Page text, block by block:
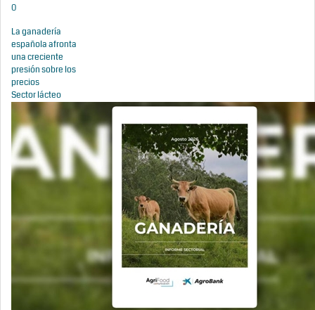
0
La ganadería
española afronta
una creciente
presión sobre los
precios
Sector lácteo